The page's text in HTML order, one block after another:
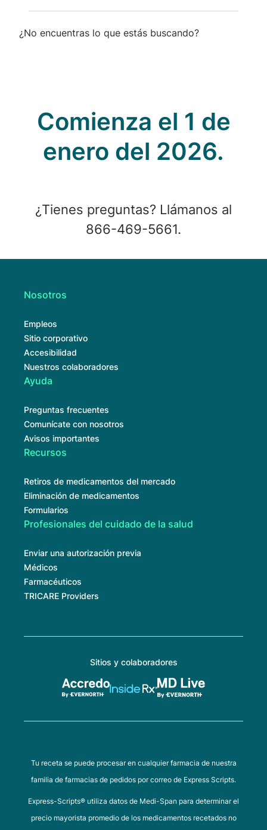
¿No encuentras lo que estás buscando?
Comienza el 1 de
enero del 2026.
¿Tienes preguntas? Llámanos al
866-469-5661.
Nosotros
Empleos
Sitio corporativo
Accesibilidad
Nuestros colaboradores
Ayuda
Preguntas frecuentes
Comunícate con nosotros
Avisos importantes
Recursos
Retiros de medicamentos del mercado
Eliminación de medicamentos
Formularios
Profesionales del cuidado de la salud
Enviar una autorización previa
Médicos
Farmacéuticos
TRICARE Providers
Sitios y colaboradores
Tu receta se puede procesar en cualquier farmacia de nuestra
familia de farmacias de pedidos por correo de Express Scripts.
Express-Scripts® utiliza datos de Medi-Span para determinar el
precio mayorista promedio de los medicamentos recetados no